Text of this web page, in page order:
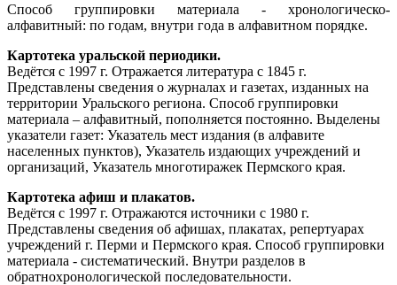
Способ группировки материала - хронологическо-
алфавитный: по годам, внутри года в алфавитном порядке.
Картотека уральской периодики.
Ведётся с 1997 г. Отражается литература с 1845 г.
Представлены сведения о журналах и газетах, изданных на
территории Уральского региона. Способ группировки
материала – алфавитный, пополняется постоянно. Выделены
указатели газет: Указатель мест издания (в алфавите
населенных пунктов), Указатель издающих учреждений и
организаций, Указатель многотиражек Пермского края.
Картотека афиш и плакатов.
Ведётся с 1997 г. Отражаются источники с 1980 г.
Представлены сведения об афишах, плакатах, репертуарах
учреждений г. Перми и Пермского края. Способ группировки
материала - систематический. Внутри разделов в
обратнохронологической последовательности.